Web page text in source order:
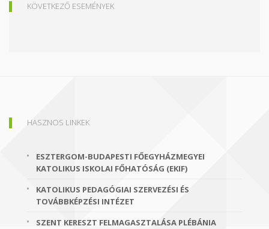
KÖVETKEZŐ ESEMÉNYEK
HASZNOS LINKEK
ESZTERGOM-BUDAPESTI FŐEGYHÁZMEGYEI
KATOLIKUS ISKOLAI FŐHATÓSÁG (EKIF)
KATOLIKUS PEDAGÓGIAI SZERVEZÉSI ÉS
TOVÁBBKÉPZÉSI INTÉZET
SZENT KERESZT FELMAGASZTALÁSA PLÉBÁNIA